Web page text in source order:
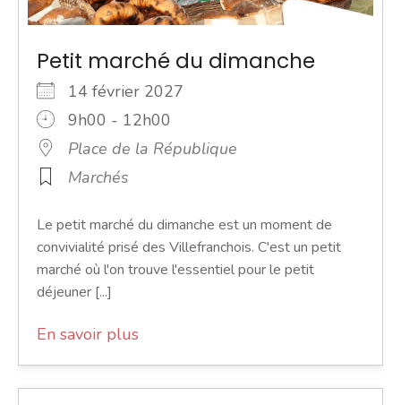
Petit marché du dimanche
14 février 2027
9h00 - 12h00
Place de la République
Marchés
Le petit marché du dimanche est un moment de
convivialité prisé des Villefranchois. C'est un petit
marché où l'on trouve l'essentiel pour le petit
déjeuner [...]
En savoir plus